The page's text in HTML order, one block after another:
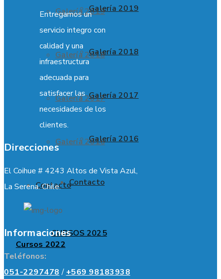
Galería 2019
Galería 2018
Galería 2017
Galería 2016
Contacto
Cursos 2022
Galería 2019
Galería 2018
Galería 2017
Galería 2016
Contacto
CURSOS 2025
Entregamos un
servicio integro con
calidad y una
infraestructura
adecuada para
satisfacer las
necesidades de los
clientes.
Direcciones
El Coihue # 4243 Altos de Vista Azul,
La Serena. Chile.
Informaciones
Teléfonos:
051-2297478 / +569 98183938